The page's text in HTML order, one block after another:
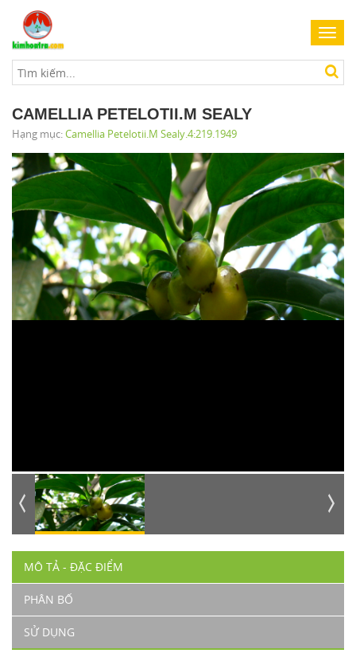
CAMELLIA PETELOTII.M SEALY
Hạng mục:Camellia Petelotii.M Sealy.4:219.1949
MÔ TẢ - ĐẶC ĐIỂM
PHÂN BỐ
SỬ DỤNG